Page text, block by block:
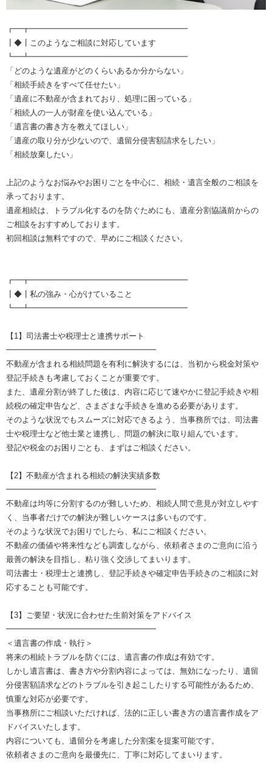
┏━┳━━━━━━━━━━━━━━━━━━━━
┃◆┃このようなご相談に対応しています
┗━┻━━━━━━━━━━━━━━━━━━━━
「どのような遺産がどのくらいあるか分からない」
「相続手続きをすべて任せたい」
「遺産に不動産が含まれており、処理に困っている」
「相続人の一人が財産を使い込んでいる」
「遺言書の書き方を教えてほしい」
「遺産の取り分が少ないので、遺留分侵害額請求をしたい」
「相続放棄したい」
上記のようなお悩みやお困りごとを中心に、相続・遺言全般のご相談を
承っております。
遺産相続は、トラブル化するのを防ぐためにも、遺産分割協議前からの
ご相談をおすすめしております。
初回相談は無料ですので、早めにご相談ください。
┏━┳━━━━━━━━━━━━━━━━━━━━
┃◆┃私の強み・心がけていること
┗━┻━━━━━━━━━━━━━━━━━━━━
【1】司法書士や税理士と連携サポート
━━━━━━━━━━━━━━━━━━━
不動産が含まれる相続問題を有利に解決するには、当初から税金対策や
登記手続きも考慮しておくことが重要です。
また、遺産分割が終了した後は、内容に応じて速やかに登記手続きや相
続税の確定申告など、さまざまな手続きを進める必要があります。
そのような状況でもスムーズに対応できるよう、当事務所では、司法書
士や税理士など他士業と連携し、問題の解決に取り組んでいます。
登記や税金のお困りごとも、まずはご相談ください。
【2】不動産が含まれる相続の解決実績多数
━━━━━━━━━━━━━━━━━━━
不動産は均等に分割するのが難しいため、相続人間で意見が対立しやす
く、当事者だけでの解決が難しいケースは多いものです。
そのような状況でお困りでしたら、私にご相談ください。
不動産の価値や将来性なども調査しながら、依頼者さまのご意向に沿う
最善の解決を目指し、粘り強く交渉してまいります。
司法書士・税理士と連携し、登記手続きや確定申告手続きのご相談に対
応することも可能です。
【3】ご要望・状況に合わせた生前対策をアドバイス
━━━━━━━━━━━━━━━━━━━
＜遺言書の作成・執行＞
将来の相続トラブルを防ぐには、遺言書の作成は有効です。
しかし遺言書は、書き方や分割内容によっては、無効になったり、遺留
分侵害額請求などのトラブルを引き起こしたりする可能性があるため、
慎重な対応が必要です。
当事務所にご相談いただければ、法的に正しい書き方の遺言書作成をア
ドバイスいたします。
内容についても、遺留分を考慮した分割案を提案可能です。
依頼者さまのご意向を最優先に、丁寧に対応してまいります。